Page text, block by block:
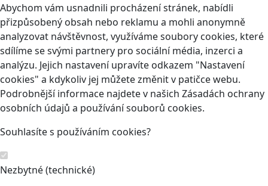
Abychom vám usnadnili procházení stránek, nabídli
přizpůsobený obsah nebo reklamu a mohli anonymně
analyzovat návštěvnost, využíváme soubory cookies, které
sdílíme se svými partnery pro sociální média, inzerci a
analýzu. Jejich nastavení upravíte odkazem "Nastavení
cookies" a kdykoliv jej můžete změnit v patičce webu.
Podrobnější informace najdete v našich Zásadách ochrany
osobních údajů a používání souborů cookies.
Souhlasíte s používáním cookies?
Nezbytné (technické)